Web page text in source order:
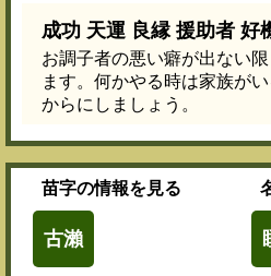
成功 天運 良縁 援助者 好
お調子者の悪い癖が出ない
ます。何かやる時は家族が
からにしましょう。
苗字の情報を見る
古瀨